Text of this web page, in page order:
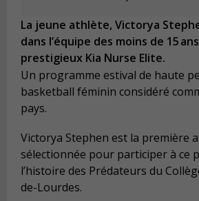
La jeune athlète, Victorya
dans l’équipe des moins de 15
prestigieux Kia Nurse Elite.
Un programme estival de haute
basketball féminin considéré
pays.
Victorya Stephen est la première
sélectionnée pour participer à ce
l’histoire des Prédateurs du
de-Lourdes.